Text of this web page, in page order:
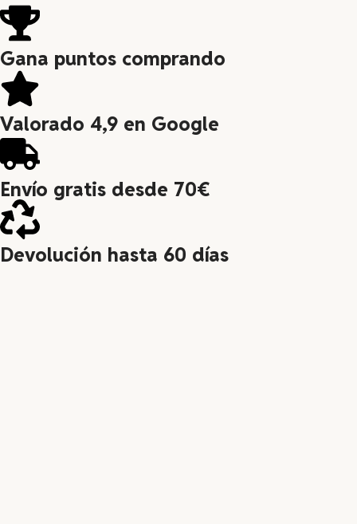
Gana puntos comprando
Valorado 4,9 en Google
Envío gratis desde 70€
Devolución hasta 60 días